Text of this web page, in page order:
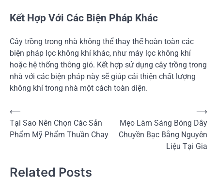
Kết Hợp Với Các Biện Pháp Khác
Cây trồng trong nhà không thể thay thế hoàn toàn các
biện pháp lọc không khí khác, như máy lọc không khí
hoặc hệ thống thông gió. Kết hợp sử dụng cây trồng trong
nhà với các biện pháp này sẽ giúp cải thiện chất lượng
không khí trong nhà một cách toàn diện.
Điều
hướng
⟵
Tại Sao Nên Chọn Các Sản
Phẩm Mỹ Phẩm Thuần Chay
Mẹo Làm Sáng Bóng Dây
Chuyền Bạc Bằng Nguyên
Liệu Tại Gia
⟶
Related Posts